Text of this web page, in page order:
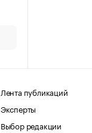
Лента публикаций
Эксперты
Выбор редакции